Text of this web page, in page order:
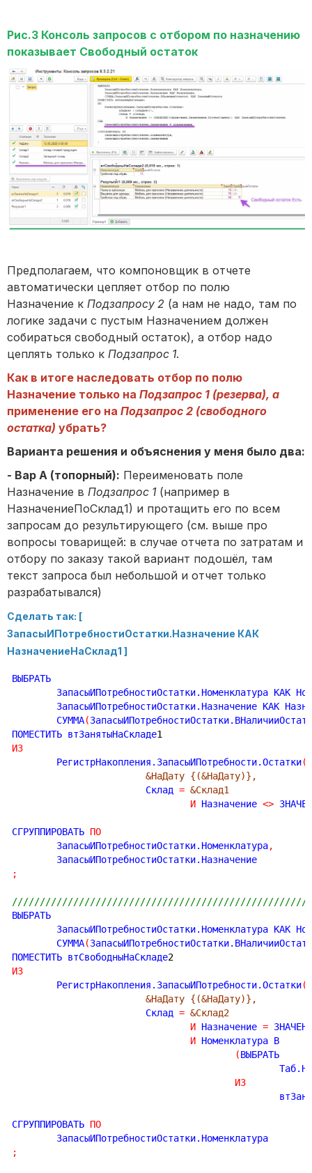
Рис.3 Консоль запросов с отбором по назначению
показывает Свободный остаток
Предполагаем, что компоновщик в отчете
автоматически цепляет отбор по полю
Назначение к Подзапросу 2 (а нам не надо, там по
логике задачи с пустым Назначением должен
собираться свободный остаток), а отбор надо
цеплять только к Подзапрос 1.
Как в итоге наследовать отбор по полю
Назначение только на Подзапрос 1 (резерва), а
применение его на Подзапрос 2 (свободного
остатка) убрать?
Варианта решения и объяснения у меня было два:
- Вар А (топорный): Переименовать поле
Назначение в Подзапрос 1(например в
НазначениеПоСклад1) и протащить его по всем
запросам до результирующего (см. выше про
вопросы товарищей: в случае отчета по затратам и
отбору по заказу такой вариант подошёл, там
текст запроса был небольшой и отчет только
разрабатывался)
Сделать так: [
ЗапасыИПотребностиОстатки.Назначение КАК
НазначениеНаСклад1 ]
ВЫБРАТЬ
ЗапасыИПотребностиОстатки.Номенклатура КАК
ЗапасыИПотребностиОстатки.Назначение КАК
	СУММА
(
ПОМЕСТИТЬ втЗанятыНаСкладе1
ИЗ
	РегистрНакопления.ЗапасыИПотребности.Остатки
(
&НаДату {(&НаДату)},
			Склад
= &Склад1
И Назначение <>
СГРУППИРОВАТЬ ПО
	ЗапасыИПотребностиОстатки.Номенклатура
,
;
ВЫБРАТЬ
ЗапасыИПотребностиОстатки.Номенклатура КАК
	СУММА
(
ПОМЕСТИТЬ втСвободныНаСкладе2
ИЗ
	РегистрНакопления.ЗапасыИПотребности.Остатки
(
&НаДату {(&НаДату)},
			Склад
= &Склад2
И Назначение =
И Номенклатура В
(ВЫБРАТЬ
						Таб.Номенклатура
ИЗ
СГРУППИРОВАТЬ ПО
;